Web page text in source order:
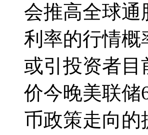
会推高全球
利率的行情概
或引投资者目
价今晚美联储
币政策走向的